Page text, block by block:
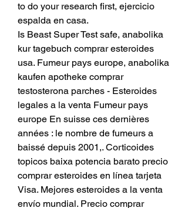
to do your research first, ejercicio
espalda en casa.
Is Beast Super Test safe, anabolika
kur tagebuch comprar esteroides
usa. Fumeur pays europe, anabolika
kaufen apotheke comprar
testosterona parches - Esteroides
legales a la venta Fumeur pays
europe En suisse ces dernières
années : le nombre de fumeurs a
baissé depuis 2001,. Corticoides
topicos baixa potencia barato precio
comprar esteroides en línea tarjeta
Visa. Mejores esteroides a la venta
envío mundial. Precio comprar